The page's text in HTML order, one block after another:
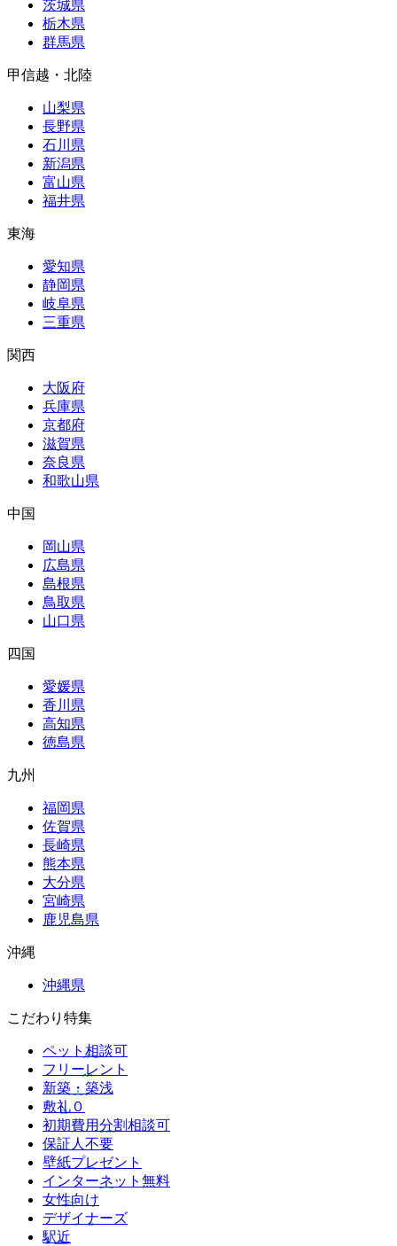
茨城県
栃木県
群馬県
甲信越・北陸
山梨県
長野県
石川県
新潟県
富山県
福井県
東海
愛知県
静岡県
岐阜県
三重県
関西
大阪府
兵庫県
京都府
滋賀県
奈良県
和歌山県
中国
岡山県
広島県
島根県
鳥取県
山口県
四国
愛媛県
香川県
高知県
徳島県
九州
福岡県
佐賀県
長崎県
熊本県
大分県
宮崎県
鹿児島県
沖縄
沖縄県
こだわり特集
ペット相談可
フリーレント
新築・築浅
敷礼０
初期費用分割相談可
保証人不要
壁紙プレゼント
インターネット無料
女性向け
デザイナーズ
駅近